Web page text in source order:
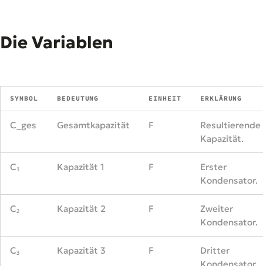
Die Variablen
SYMBOL BEDEUTUNG EINHEIT ERKLÄRUNG
C_ges Gesamtkapazität F
Resultierende
Kapazität.
C₁ Kapazität 1 F
Erster
Kondensator.
C₂ Kapazität 2 F
Zweiter
Kondensator.
C₃ Kapazität 3 F
Dritter